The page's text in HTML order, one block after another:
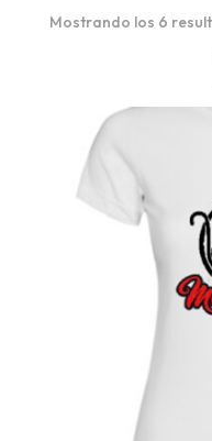
Mostrando los 6